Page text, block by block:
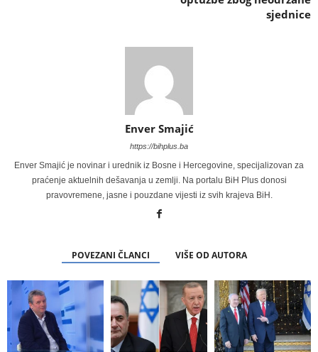
sjednice
Enver Smajić
https://bihplus.ba
Enver Smajić je novinar i urednik iz Bosne i Hercegovine, specijalizovan za
praćenje aktuelnih dešavanja u zemlji. Na portalu BiH Plus donosi
pravovremene, jasne i pouzdane vijesti iz svih krajeva BiH.
POVEZANI ČLANCI VIŠE OD AUTORA